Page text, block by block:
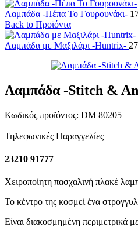
Λαμπάδα -Πέπα Το Γουρουνάκι-
Back to Προϊόντα
Λαμπάδα με Μαξιλάρι -Huntrix-
Λαμπάδα -Stitch &
Κωδικός προϊόντος: DM 80205
Τηλεφωνικές Παραγγελίες
23210 91777
Χειροποίητη πασχαλινή πλακέ
Το κέντρο της κοσμεί ένα
Είναι διακοσμημένη περιμετρικά